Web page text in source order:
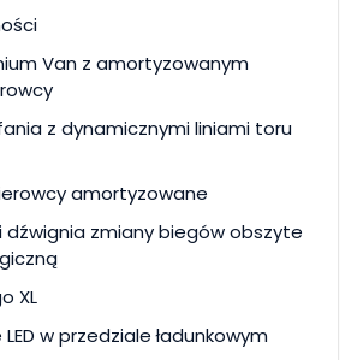
Van z amortyzowanym
z dynamicznymi liniami toru
amortyzowane
dźwignia zmiany biegów obszyte
XL
w przedziale ładunkowym